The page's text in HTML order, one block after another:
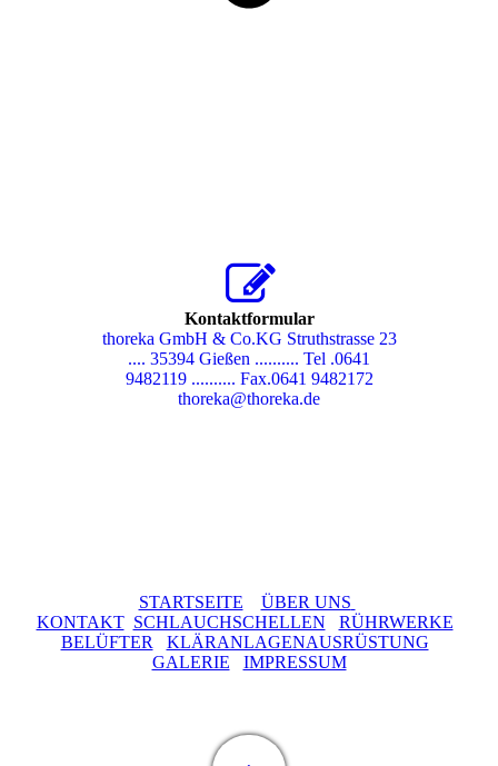
Kontaktformular
thoreka GmbH & Co.KG Struthstrasse 23
.... 35394 Gießen .......... Tel .0641
9482119 .......... Fax.0641 9482172
thoreka@thoreka.de
STARTSEITE
ÜBER UNS
KONTAKT SCHLAUCHSCHELLEN
RÜHRWERKE
BELÜFTER
KLÄRANLAGENAUSRÜSTUNG
GALERIE
IMPRESSUM